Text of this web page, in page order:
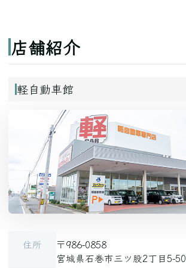
店舗紹介
軽自動車館
住所
〒986-0858
宮城県石巻市三ツ股2丁目5-50